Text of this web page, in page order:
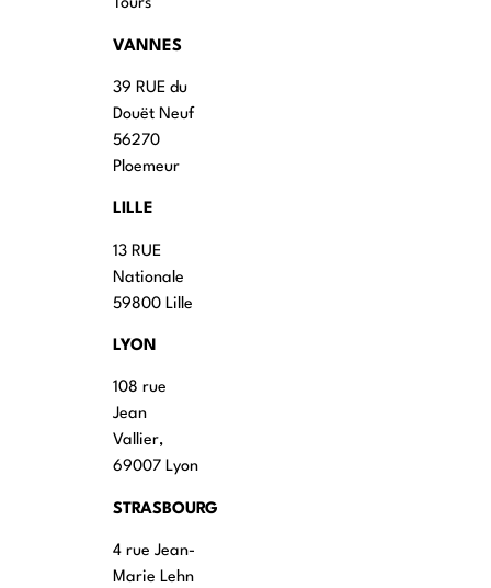
Tours
VANNES
39 RUE du
Douët Neuf
56270
Ploemeur
LILLE
13 RUE
Nationale
59800 Lille
LYON
108 rue
Jean
Vallier,
69007 Lyon
STRASBOURG
4 rue Jean-
Marie Lehn